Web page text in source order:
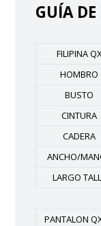
GUÍA
FILIPINA
HOMBRO
BUSTO
CINTURA
CADERA
ANCHO/
LARGO
PANTALON